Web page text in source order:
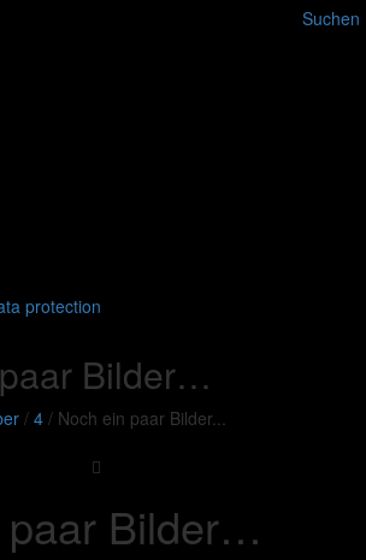
Suchen
protection
Bilder…
/ 4 / Noch ein paar Bilder...
paar Bilder…